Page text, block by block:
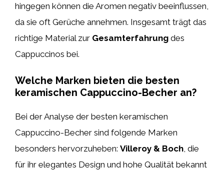
hingegen können die Aromen negativ beeinflussen,
da sie oft Gerüche annehmen. Insgesamt trägt das
richtige Material zur Gesamterfahrung des
Cappuccinos bei.
Welche Marken bieten die besten
keramischen Cappuccino-Becher an?
Bei der Analyse der besten keramischen
Cappuccino-Becher sind folgende Marken
besonders hervorzuheben: Villeroy & Boch, die
für ihr elegantes Design und hohe Qualität bekannt